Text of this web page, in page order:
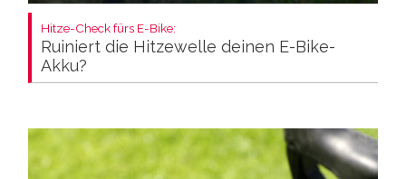
Hitze-Check fürs E-Bike:
Ruiniert die Hitzewelle deinen E-Bike-
Akku?